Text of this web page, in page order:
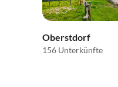
Oberstdorf
156 Unterkünfte